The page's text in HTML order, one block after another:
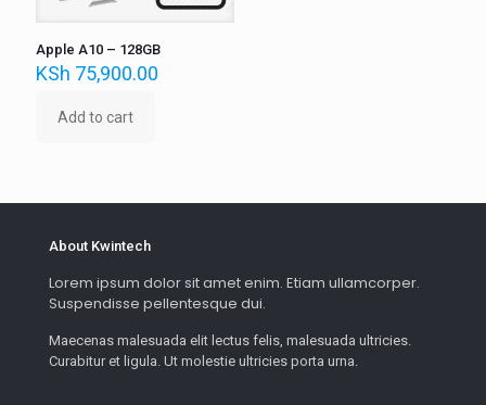
Apple A10 – 128GB
KSh 75,900.00
Add to cart
About Kwintech
Lorem ipsum dolor sit amet enim. Etiam ullamcorper.
Suspendisse pellentesque dui.
Maecenas malesuada elit lectus felis, malesuada ultricies.
Curabitur et ligula. Ut molestie ultricies porta urna.